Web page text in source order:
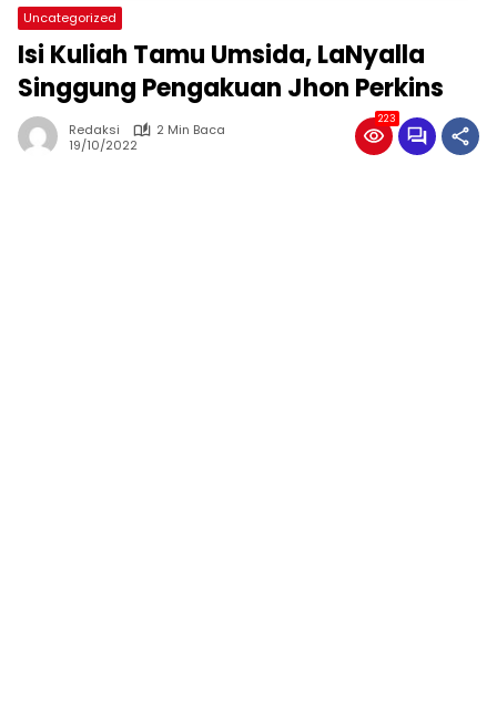
Uncategorized
Isi Kuliah Tamu Umsida, LaNyalla
Singgung Pengakuan Jhon Perkins
Redaksi
2 Min Baca
19/10/2022
223